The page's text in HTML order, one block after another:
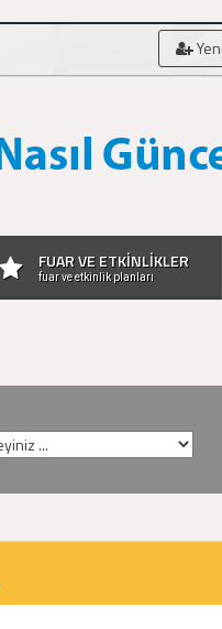
FUAR VE ETKİNLİKLER
fuar ve etkinlik planları